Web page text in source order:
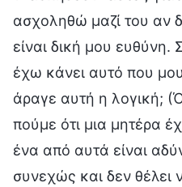
ασχοληθώ μαζί του αν
είναι δική μου
έχω κάνει αυτό που
άραγε αυτή η λογική;
πούμε ότι μια μητέρα
ένα από αυτά είναι
συνεχώς και δεν θέλει